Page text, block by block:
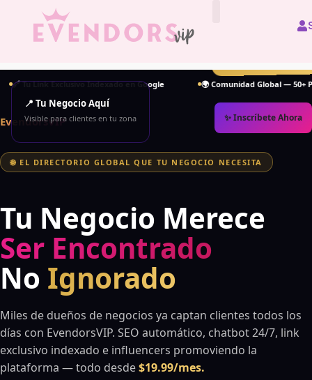
Exclusivo Indexado en Google 🌍 Comunidad Global — 50+ Países
EvendorsVIP ✨ Inscríbete Ahora
📡
🌐 EL DIRECTORIO GLOBAL QUE TU NEGOCIO NECESITA
Tu Negocio Merece
Ser Encontrado
No Ignorado
Miles de dueños de negocios ya captan clientes todos los
días con EvendorsVIP. SEO automático, chatbot 24/7, link
exclusivo indexado e influencers promoviendo la
plataforma — todo desde$19.99/mes.
🔥 +340% más
📍 Tu Negocio Aquí
Visible para clientes en tu zona